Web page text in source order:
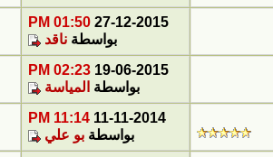
27-12-2015
01:50 PM
بواسطة ناقد
19-06-2015
02:23 PM
بواسطة المياسة
11-11-2014
11:14 PM
بواسطة بو علي